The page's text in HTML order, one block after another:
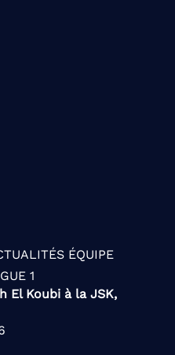
ÉQUIPE
1
El Koubi à la JSK,